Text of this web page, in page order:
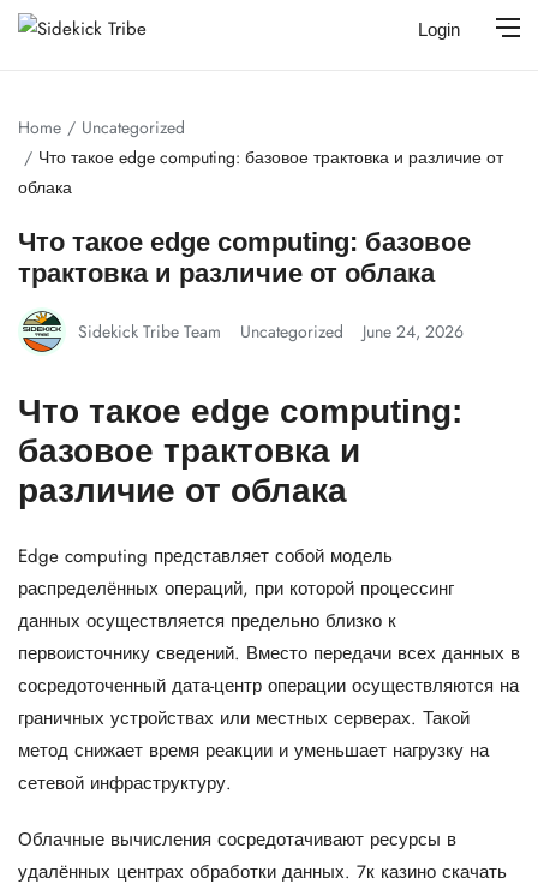
Login
Home
Uncategorized
Что такое edge computing: базовое трактовка и различие от
облака
Что такое edge computing: базовое
трактовка и различие от облака
Sidekick Tribe Team Uncategorized June 24, 2026
Что такое edge computing:
базовое трактовка и
различие от облака
Edge computing представляет собой модель
распределённых операций, при которой процессинг
данных осуществляется предельно близко к
первоисточнику сведений. Вместо передачи всех данных в
сосредоточенный дата-центр операции осуществляются на
граничных устройствах или местных серверах. Такой
метод снижает время реакции и уменьшает нагрузку на
сетевой инфраструктуру.
Облачные вычисления сосредотачивают ресурсы в
удалённых центрах обработки данных. 7к казино скачать